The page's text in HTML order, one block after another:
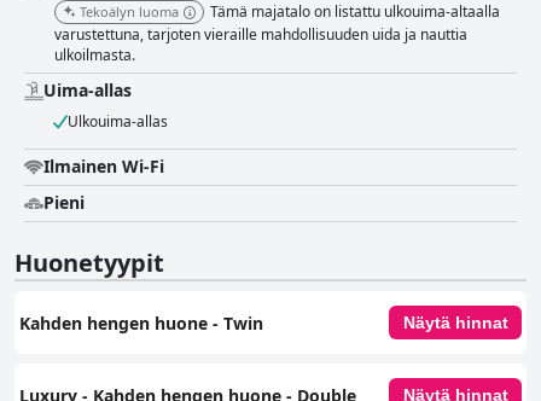
Tekoälyn luoma
Tämä majatalo on listattu ulkouima-altaalla
varustettuna, tarjoten vieraille mahdollisuuden uida ja nauttia
ulkoilmasta.
Uima-allas
Ulkouima-allas
Ilmainen Wi-Fi
Pieni
Huonetyypit
Kahden hengen huone - Twin Näytä hinnat
Luxury - Kahden hengen huone - Double Näytä hinnat